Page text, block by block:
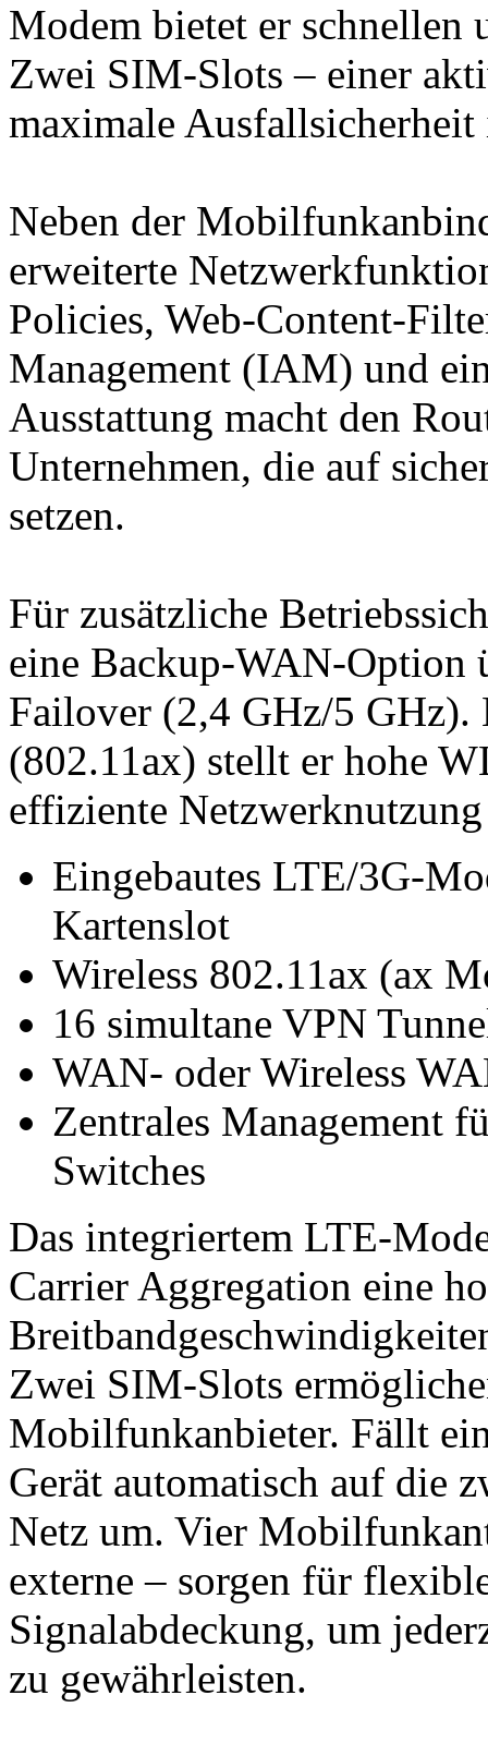
Modem bietet er schnellen
Zwei SIM-Slots – einer
maximale
Neben der
erweiterte
Policies, Web-Content-
Management (IAM) und
Ausstattung macht den
Unternehmen, die auf
setzen.
Für zusätzliche
eine Backup-WAN-Option
Failover (2,4 GHz/5
(802.11ax) stellt er hohe
effiziente
Eingebautes LTE/3G-
Kartenslot
Wireless 802.11ax (ax
16 simultane VPN
WAN- oder Wireless
Zentrales Management
Switches
Das integriertem LTE-
Carrier Aggregation eine
Zwei SIM-Slots
Mobilfunkanbieter. Fällt
Gerät automatisch auf die
Netz um. Vier
externe – sorgen für
Signalabdeckung, um
zu gewährleisten.